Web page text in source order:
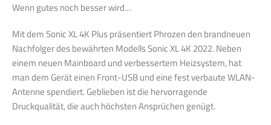
Wenn gutes noch besser wird…
Mit dem Sonic XL 4K Plus präsentiert Phrozen den brandneuen
Nachfolger des bewährten Modells Sonic XL 4K 2022. Neben
einem neuen Mainboard und verbessertem Heizsystem, hat
man dem Gerät einen Front-USB und eine fest verbaute WLAN-
Antenne spendiert. Geblieben ist die hervorragende
Druckqualität, die auch höchsten Ansprüchen genügt.